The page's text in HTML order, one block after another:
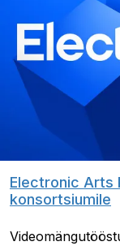
Electronic Arts
konsortsiumile